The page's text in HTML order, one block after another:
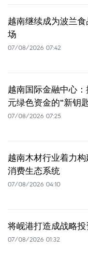
越南继续成为波兰
场
07/08/2026 07:42
越南国际金融中心
元绿色资金的“新钥
07/08/2026 07:25
越南木材行业着力
消费生态系统
07/08/2026 04:10
将岘港打造成战略
07/08/2026 01:32